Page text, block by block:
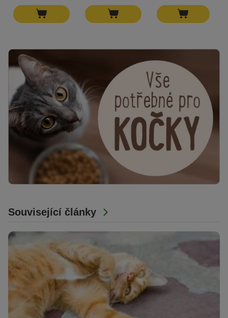
Související články